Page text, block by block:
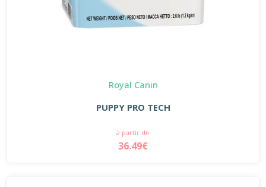
Royal Canin
PUPPY PRO TECH
à partir de
36.49€